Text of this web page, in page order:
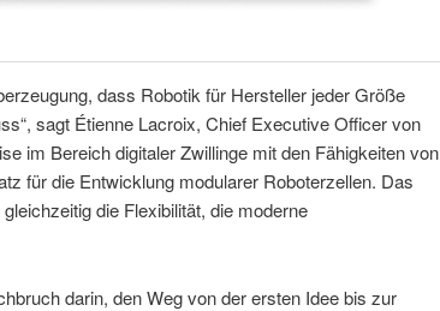
dass Robotik für Hersteller jeder Größe
sagt Étienne Lacroix, Chief Executive Officer von
im Bereich digitaler Zwillinge mit den Fähigkeiten von
für die Entwicklung modularer Roboterzellen. Das
die Flexibilität, die moderne
darin, den Weg von der ersten Idee bis zur